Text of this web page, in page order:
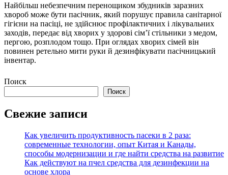
Найбільш небезпечним перенощиком збудників заразних
хвороб може бути пасічник, який порушує правила санітарної
гігієни на пасіці, не здійснює профілактичних і лікувальних
заходів, передає від хворих у здорові сім’ї стільники з медом,
пергою, розплодом тощо. При оглядах хворих сімей він
повинен ретельно мити руки й дезинфікувати пасічницький
інвентар.
Поиск
Поиск
Свежие записи
Как увеличить продуктивность пасеки в 2 раза:
современные технологии, опыт Китая и Канады,
способы модернизации и где найти средства на развитие
Как действуют на пчел средства для дезинфекции на
основе хлора